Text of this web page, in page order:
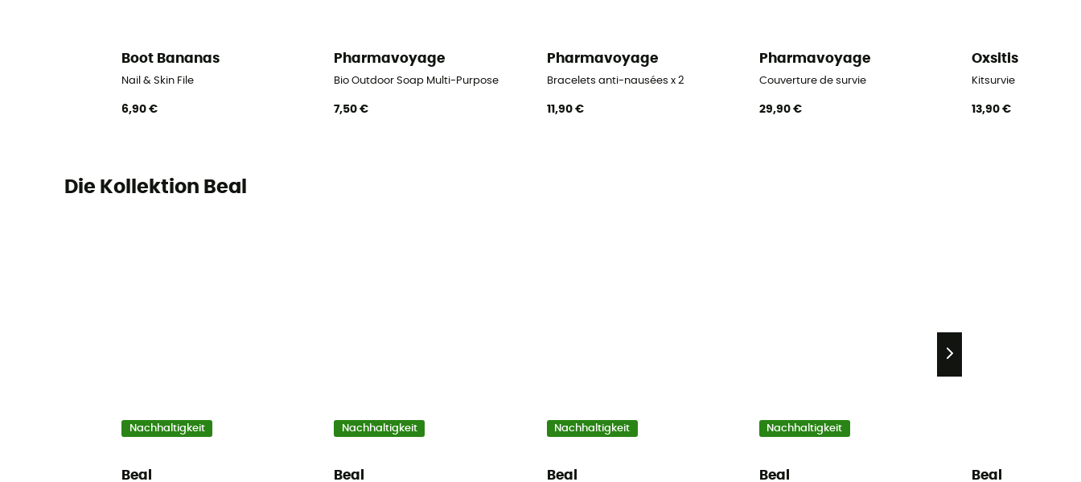
Boot Bananas
Nail & Skin File
6,90 €
Pharmavoyage
Bio Outdoor Soap Multi-Purpose
7,50 €
Pharmavoyage
Bracelets anti-nausées x 2
11,90 €
Pharmavoyage
Couverture de survie
29,90 €
Oxsitis
Kitsurvie
13,90 €
Die Kollektion Beal
Nachhaltigkeit
Beal
Nachhaltigkeit
Beal
Nachhaltigkeit
Beal
Nachhaltigkeit
Beal Beal